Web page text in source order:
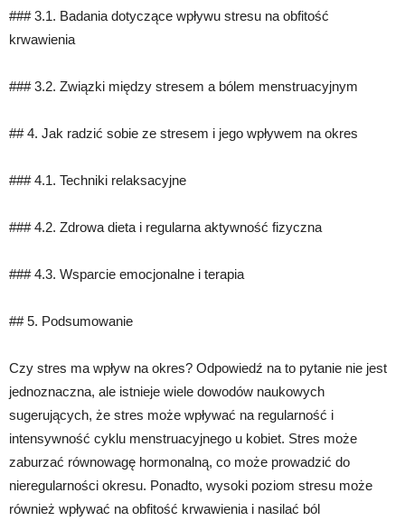
### 3.1. Badania dotyczące wpływu stresu na obfitość
krwawienia
### 3.2. Związki między stresem a bólem menstruacyjnym
## 4. Jak radzić sobie ze stresem i jego wpływem na okres
### 4.1. Techniki relaksacyjne
### 4.2. Zdrowa dieta i regularna aktywność fizyczna
### 4.3. Wsparcie emocjonalne i terapia
## 5. Podsumowanie
Czy stres ma wpływ na okres? Odpowiedź na to pytanie nie jest
jednoznaczna, ale istnieje wiele dowodów naukowych
sugerujących, że stres może wpływać na regularność i
intensywność cyklu menstruacyjnego u kobiet. Stres może
zaburzać równowagę hormonalną, co może prowadzić do
nieregularności okresu. Ponadto, wysoki poziom stresu może
również wpływać na obfitość krwawienia i nasilać ból